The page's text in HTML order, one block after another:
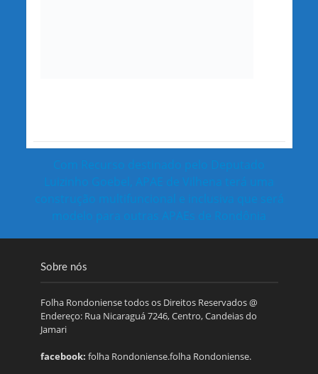
Com Recurso destinado pelo Deputado
Luizinho Goebel, APAE de Vilhena terá uma
construção multifuncional e inclusiva que será
modelo para outras APAEs de Rondônia
Sobre nós
Folha Rondoniense todos os Direitos Reservados @
Endereço: Rua Nicaraguá 7246, Centro, Candeias do
Jamari
facebook: folha Rondoniense.folha Rondoniense.